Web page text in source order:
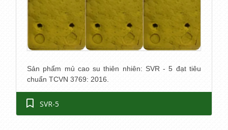
Sản phẩm mủ cao su thiên nhiên: SVR - 5 đạt tiêu
chuẩn TCVN 3769: 2016.
SVR-5